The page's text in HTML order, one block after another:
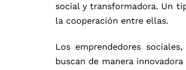
social y transformadora. Un
la cooperación entre ellas.
Los emprendedores
buscan de manera